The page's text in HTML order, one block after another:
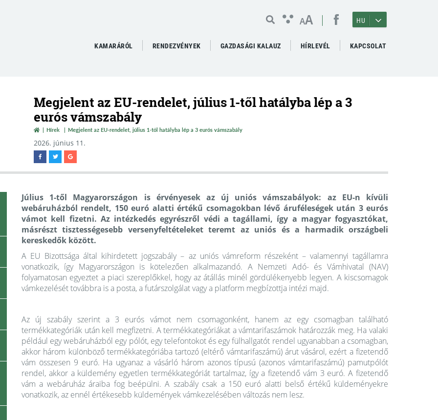
AA HU
KAMARÁRÓL RENDEZVÉNYEK GAZDASÁGI KALAUZ HÍRLEVÉL KAPCSOLAT
Megjelent az EU-rendelet, július 1-től hatályba lép a 3
eurós vámszabály
Hírek Megjelent az EU-rendelet, július 1-től hatályba lép a 3 eurós vámszabály
2026. június 11.
Július 1-től Magyarországon is érvényesek az új uniós vámszabályok: az EU-n kívüli
webáruházból rendelt, 150 euró alatti értékű csomagokban lévő áruféleségek után 3 eurós
vámot kell fizetni. Az intézkedés egyrészről védi a tagállami, így a magyar fogyasztókat,
másrészt tisztességesebb versenyfeltételeket teremt az uniós és a harmadik országbeli
kereskedők között.
A EU Bizottsága által kihirdetett jogszabály – az uniós vámreform részeként – valamennyi tagállamra
vonatkozik, így Magyarországon is kötelezően alkalmazandó. A Nemzeti Adó- és Vámhivatal (NAV)
folyamatosan egyeztet a piaci szereplőkkel, hogy az átállás minél gördülékenyebb legyen. A kiscsomagok
vámkezelését továbbra is a posta, a futárszolgálat vagy a platform megbízottja intézi majd.
Az új szabály szerint a 3 eurós vámot nem csomagonként, hanem az egy csomagban található
termékkategóriák után kell megfizetni. A termékkategóriákat a vámtarifaszámok határozzák meg. Ha valaki
például egy webáruházból egy pólót, egy telefontokot és egy fülhallgatót rendel ugyanabban a csomagban,
akkor három különböző termékkategóriába tartozó (eltérő vámtarifaszámú) árut vásárol, ezért a fizetendő
vám összesen 9 euró. Ha ugyanaz a vásárló három azonos típusú (azonos vámtarifaszámú) pamutpólót
rendel, akkor a küldemény egyetlen termékkategóriát tartalmaz, így a fizetendő vám 3 euró. A fizetendő
vám a webáruház áraiba fog beépülni. A szabály csak a 150 euró alatti belső értékű küldeményekre
vonatkozik, az ennél értékesebb küldemények vámkezelésében változás nem lesz.